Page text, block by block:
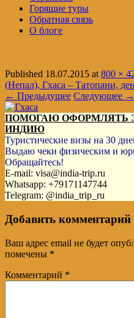
Горящие туры
Обратная связь
О блоге
Published 18.07.2015 at800 ×
(Непал), Гхаса – Татопани,
← Предыдущее Следующее →
ПОМОГАЮ ОФОРМЛЯТЬ
ИНДИЮ
Туристические визы на 30
Выдаю чеки физическим и
Обращайтесь!
E-mail: visa@india-trip.ru
Whatsapp: +79171147744
Telegram: @india_trip_ru
Добавить комментарий
Ваш адрес email не будет
помечены *
Комментарий *